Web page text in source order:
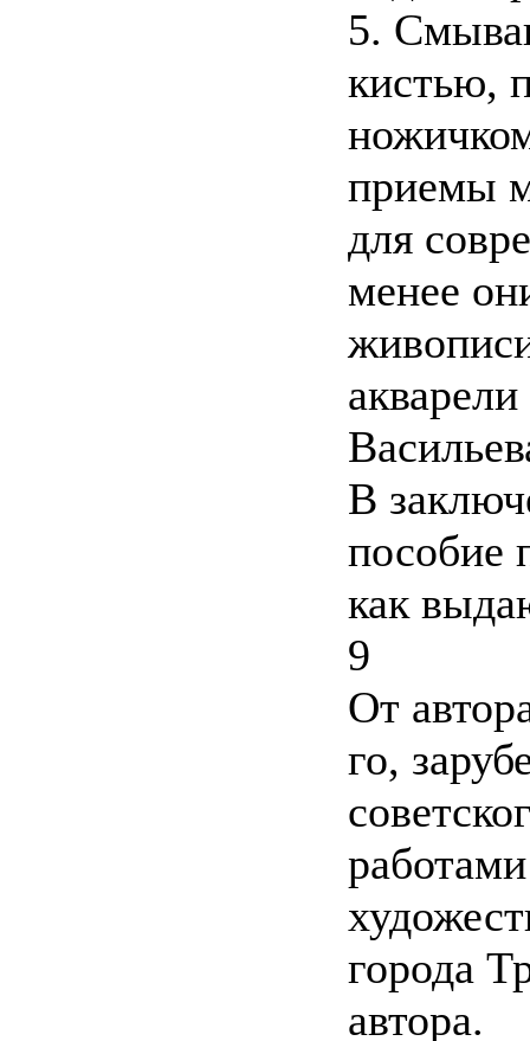
5.
кистью,
приемы
для
менее
В
пособие
как
9
От
го,
города
автора.